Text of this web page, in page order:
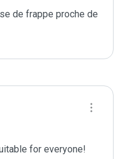
de frappe proche de
for everyone!